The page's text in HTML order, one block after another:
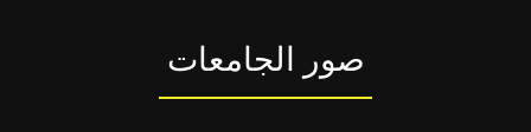
صور الجامعات